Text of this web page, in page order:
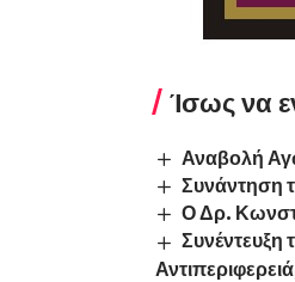
Ίσως να
Αναβολή
Συνάντηση
Ο Δρ.
Συνέντευξη